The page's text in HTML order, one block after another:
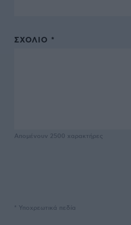
ΣΧΌΛΙΟ *
Απομένουν 2500 χαρακτήρες
* Υποχρεωτικά πεδία